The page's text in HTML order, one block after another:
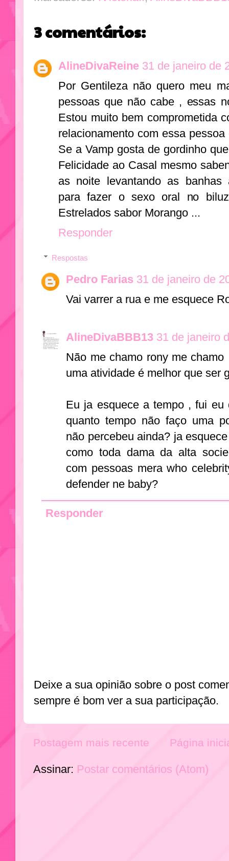
3 comentários:
AlineDivaReine 31 de janeiro de
Por Gentileza não quero meu
pessoas que não cabe , essas
Estou muito bem comprometida
relacionamento com essa
Se a Vamp gosta de gordinho
Felicidade ao Casal mesmo
as noite levantando as banhas
para fazer o sexo oral no
Estrelados sabor Morango ...
Responder
Respostas
Pedro Farias 31 de janeiro de
Vai varrer a rua e me esquece
AlineDivaBBB13 31 de janeiro
Não me chamo rony me
uma atividade é melhor que ser
Eu ja esquece a tempo , fui eu
quanto tempo não faço uma
não percebeu ainda? ja
como toda dama da alta
com pessoas mera who
defender ne baby?
Responder
Deixe a sua opinião sobre o post
sempre é bom ver a sua participação.
Postagem mais recente Página
Assinar: Postar comentários (Atom)